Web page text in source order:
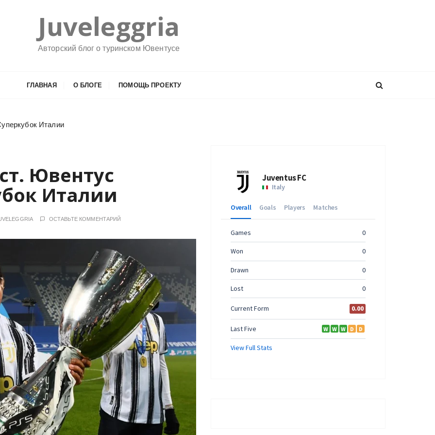
Juveleggria
Авторский блог о туринском Ювентусе
ГЛАВНАЯ О БЛОГЕ ПОМОЩЬ ПРОЕКТУ
Италии
Ювентус
Италии
ОСТАВЬТЕ КОММЕНТАРИЙ